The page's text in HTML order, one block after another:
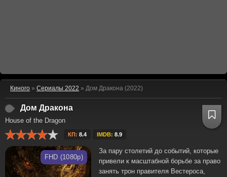
Киного » Сериалы 2022 » Дом Дракона (2022)
Дом Дракона
House of the Dragon
КП: 8.4 IMDB: 8.9
FHD (1080p)
За пару столетий до событий, которые
привели к масштабной борьбе за право
занять трон правителя Вестероса,